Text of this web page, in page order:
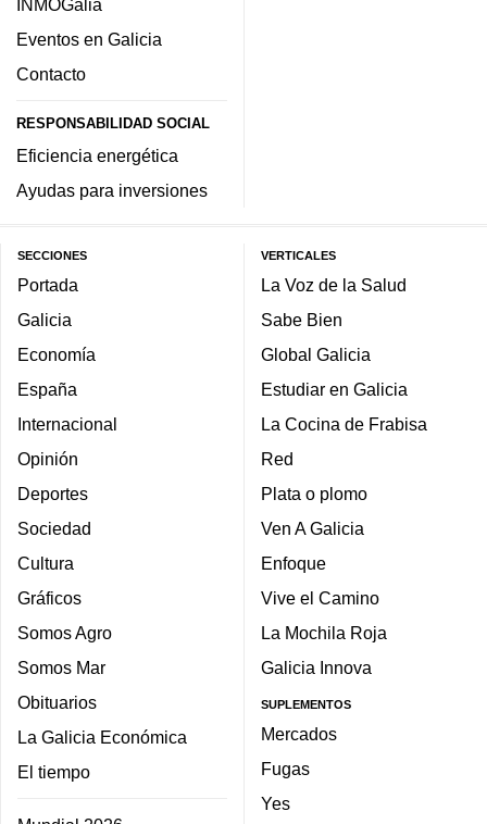
INMOGalia
Eventos en Galicia
Contacto
RESPONSABILIDAD SOCIAL
Eficiencia energética
Ayudas para inversiones
SECCIONES
Portada
Galicia
Economía
España
Internacional
Opinión
Deportes
Sociedad
Cultura
Gráficos
Somos Agro
Somos Mar
Obituarios
La Galicia Económica
El tiempo
VERTICALES
La Voz de la Salud
Sabe Bien
Global Galicia
Estudiar en Galicia
La Cocina de Frabisa
Red
Plata o plomo
Ven A Galicia
Enfoque
Vive el Camino
La Mochila Roja
Galicia Innova
SUPLEMENTOS
Mercados
Fugas
Yes